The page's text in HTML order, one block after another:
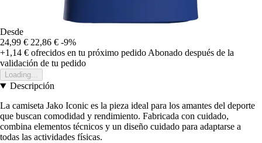
Desde
24,99 € 22,86 € -9%
+1,14 € ofrecidos en tu próximo pedido Abonado después de la
validación de tu pedido
Loading...
Descripción
La camiseta Jako Iconic es la pieza ideal para los amantes del deporte
que buscan comodidad y rendimiento. Fabricada con cuidado,
combina elementos técnicos y un diseño cuidado para adaptarse a
todas las actividades físicas.